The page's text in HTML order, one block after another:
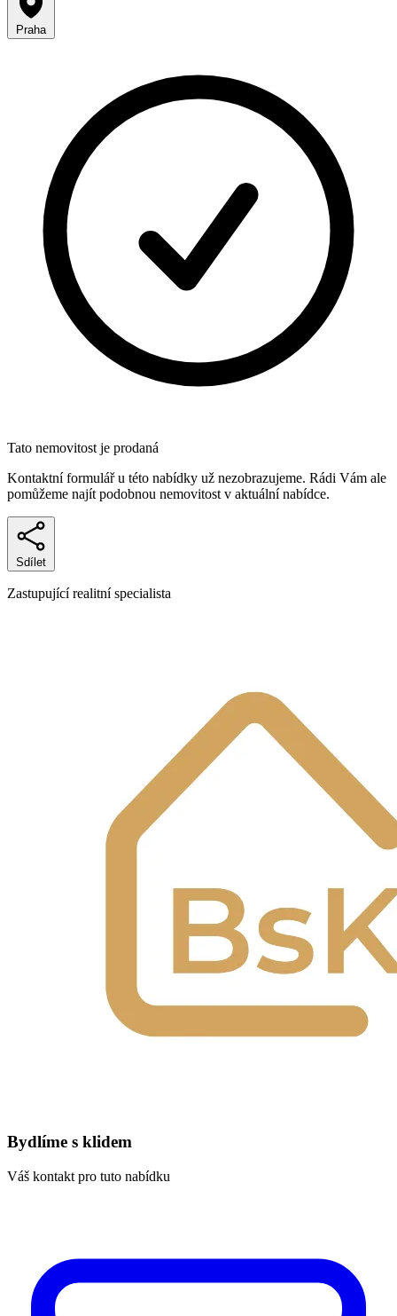
Praha
Tato nemovitost je prodaná
Kontaktní formulář u této nabídky už nezobrazujeme. Rádi Vám ale
pomůžeme najít podobnou nemovitost v aktuální nabídce.
Sdílet
Zastupující realitní specialista
Bydlíme s klidem
Váš kontakt pro tuto nabídku